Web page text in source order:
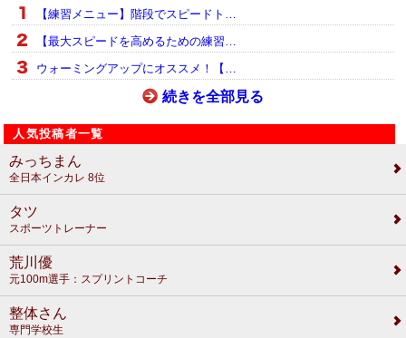
【練習メニュー】階段でスピードト…
【最大スピードを高めるための練習…
ウォーミングアップにオススメ！【…
続きを全部見る
人気投稿者一覧
みっちまん
全日本インカレ 8位
タツ
スポーツトレーナー
荒川優
元100m選手：スプリントコーチ
整体さん
専門学校生